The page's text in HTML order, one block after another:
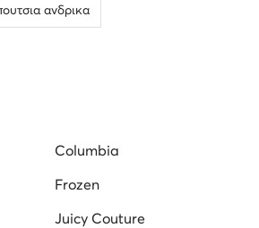
ανδρικα
Columbia
Frozen
Juicy Couture